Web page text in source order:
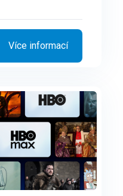
Více informací